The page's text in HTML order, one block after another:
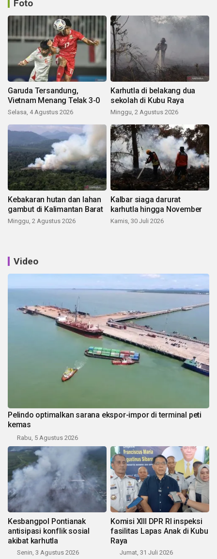
Foto
Garuda Tersandung,
Vietnam Menang Telak 3-0
Selasa, 4 Agustus 2026
Karhutla di belakang dua
sekolah di Kubu Raya
Minggu, 2 Agustus 2026
Kebakaran hutan dan lahan
gambut di Kalimantan Barat
Minggu, 2 Agustus 2026
Kalbar siaga darurat
karhutla hingga November
Kamis, 30 Juli 2026
Video
Pelindo optimalkan sarana ekspor-impor di terminal peti
kemas
Rabu, 5 Agustus 2026
Kesbangpol Pontianak
antisipasi konflik sosial
akibat karhutla
Senin, 3 Agustus 2026
Komisi XIII DPR RI inspeksi
fasilitas Lapas Anak di Kubu
Raya
Jumat, 31 Juli 2026